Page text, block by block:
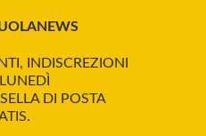
INDISCREZIONI
DI POSTA